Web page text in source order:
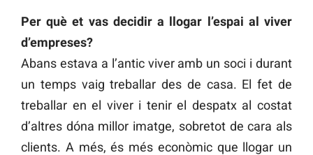
Per què et vas decidir a llogar l’espai al viver
d’empreses?
Abans estava a l’antic viver amb un soci i durant
un temps vaig treballar des de casa. El fet de
treballar en el viver i tenir el despatx al costat
d’altres dóna millor imatge, sobretot de cara als
clients. A més, és més econòmic que llogar un